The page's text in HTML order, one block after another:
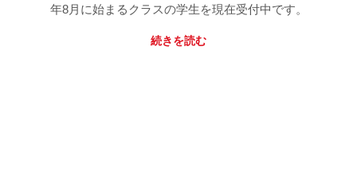
年8月に始まるクラスの学生を現在受付中です。
続きを読む